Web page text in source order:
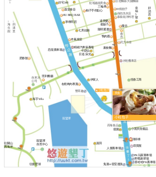
美食
小杜包子
往後壁湖
三輪車
本氣食堂
達美樂
老舖子
鴨肉蔡
素食麵
精緻汽車保養場
照利餐廳
自來水
公司
龍鑾潭
自然中心
往關山
西海岸
龍鑾潭
恆春工商
伊家人
名根烤肉專賣
小杜包子
一
杯
咖
啡
四海食品
人傑賽車場
鬼屋vs密室逃脫
洪師傅
尋寶屋
PK玩家賽車場
喜哈哈PK賽車場
全聯
野戰漆彈場
海芋Villa
藻堂食音 88燒餃子
渥田
拉
芙
兒
彰化
銀行
自助洗衣店
恐龍賽車場
七美姑娘
麋谷
好
消
息
億園
水蛙機車店
啄木鳥
牛奶白
幸
福
5
號
柚子手作點心
墾草趣
寧檸民宿
小黑貝殼藝品
台北麵線/大腸麵線
肥春號
↑
四
溝
里
↑
海
生
館
日造·深光
泰泰南洋料理
陽明通運
武方牛排
HU BBQ BAR
好宅148 虹瑤越南美食
春
吉